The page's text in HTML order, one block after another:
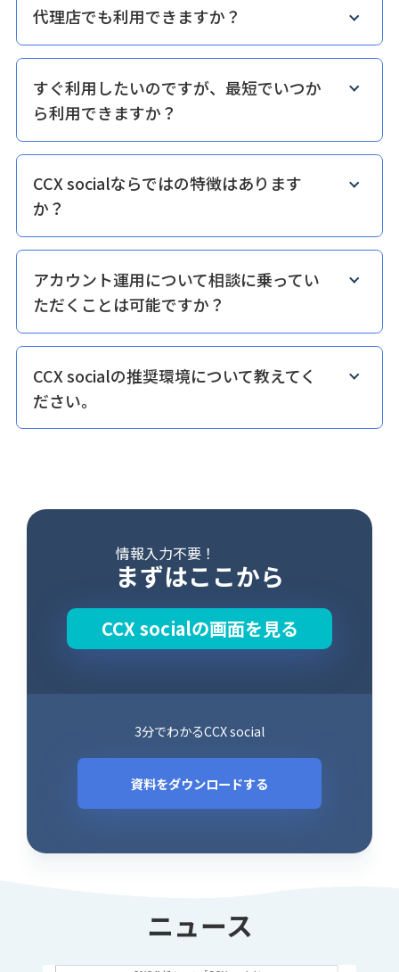
代理店でも利用できますか？
すぐ利用したいのですが、最短でいつか
ら利用できますか？
CCX socialならではの特徴はあります
か？
アカウント運用について相談に乗ってい
ただくことは可能ですか？
CCX socialの推奨環境について教えてく
ださい。
情報入力不要！
まずはここから
CCX socialの画面を見る
3分でわかるCCX social
資料をダウンロードする
ニュース